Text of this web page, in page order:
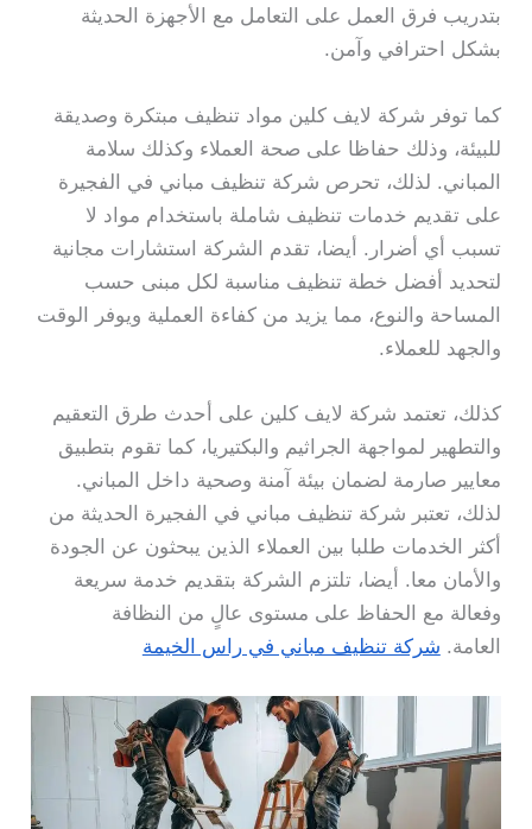
بتدريب فرق العمل على التعامل مع الأجهزة الحديثة
بشكل احترافي وآمن.
كما توفر شركة لايف كلين مواد تنظيف مبتكرة وصديقة
للبيئة، وذلك حفاظا على صحة العملاء وكذلك سلامة
المباني. لذلك، تحرص شركة تنظيف مباني في الفجيرة
على تقديم خدمات تنظيف شاملة باستخدام مواد لا
تسبب أي أضرار. أيضا، تقدم الشركة استشارات مجانية
لتحديد أفضل خطة تنظيف مناسبة لكل مبنى حسب
المساحة والنوع، مما يزيد من كفاءة العملية ويوفر الوقت
والجهد للعملاء.
كذلك، تعتمد شركة لايف كلين على أحدث طرق التعقيم
والتطهير لمواجهة الجراثيم والبكتيريا، كما تقوم بتطبيق
معايير صارمة لضمان بيئة آمنة وصحية داخل المباني.
لذلك، تعتبر شركة تنظيف مباني في الفجيرة الحديثة من
أكثر الخدمات طلبا بين العملاء الذين يبحثون عن الجودة
والأمان معا. أيضا، تلتزم الشركة بتقديم خدمة سريعة
وفعالة مع الحفاظ على مستوى عالٍ من النظافة
العامة. شركة تنظيف مباني في راس الخيمة